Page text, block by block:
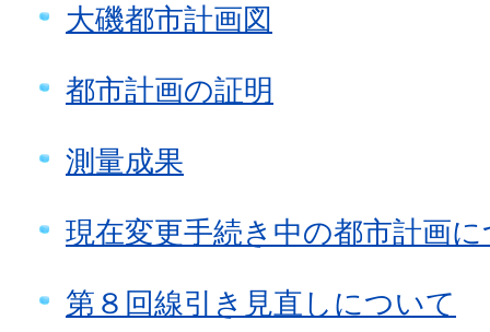
大磯都市計画図
都市計画の証明
測量成果
現在変更手続き中の都市計画
第８回線引き見直しについて